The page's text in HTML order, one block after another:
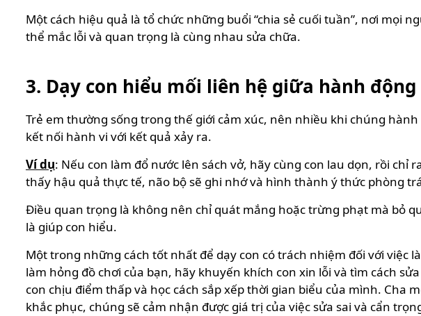
Một cách hiệu quả là tổ chức những buổi “chia sẻ cuối tuần”, nơi mọi
thể mắc lỗi và quan trọng là cùng nhau sửa chữa.
3. Dạy con hiểu mối liên hệ giữa hành
Trẻ em thường sống trong thế giới cảm xúc, nên nhiều khi chúng
kết nối hành vi với kết quả xảy ra.
Ví dụ: Nếu con làm đổ nước lên sách vở, hãy cùng con lau dọn, rồi chỉ
thấy hậu quả thực tế, não bộ sẽ ghi nhớ và hình thành ý thức phòng
Điều quan trọng là không nên chỉ quát mắng hoặc trừng phạt mà bỏ
là giúp con hiểu.
Một trong những cách tốt nhất để dạy con có trách nhiệm đối với việc
làm hỏng đồ chơi của bạn, hãy khuyến khích con xin lỗi và tìm cách
con chịu điểm thấp và học cách sắp xếp thời gian biểu của mình.
khắc phục, chúng sẽ cảm nhận được giá trị của việc sửa sai và cẩn